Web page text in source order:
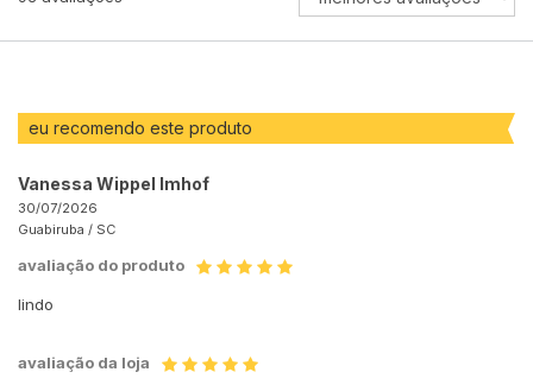
eu recomendo este produto
Vanessa Wippel Imhof
30/07/2026
Guabiruba / SC
avaliação do produto
lindo
avaliação da loja